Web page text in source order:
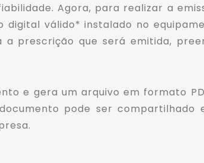
Agora, para realizar a
válido* instalado no
prescrição que será emitida,
e gera um arquivo em formato
pode ser compartilhado